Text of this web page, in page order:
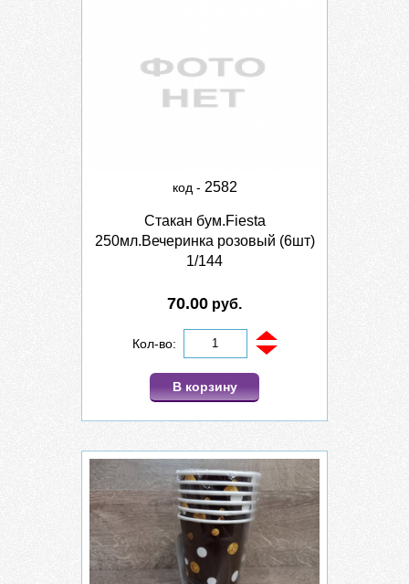
код - 2582
Стакан бум.Fiesta
250мл.Вечеринка розовый (6шт)
1/144
70.00 руб.
Кол-во:
В корзину